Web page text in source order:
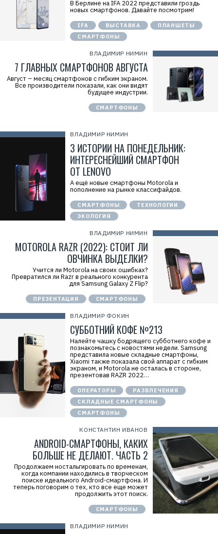
В Берлине на IFA 2022 представили гроздь
новых смартфонов. Давайте посмотрим!
IFA ВЫСТАВКА
ПЛАНШЕТЫ
СМАРТФОНЫ
ВЛАДИМИР НИМИН
7 ГЛАВНЫХ СМАРТФОНОВ АВГУСТА
Август – месяц смартфонов с гибким экраном.
Все производители показали, как они видят
будущее индустрии.
СМАРТФОНЫ
ВЛАДИМИР НИМИН
3 ИСТОРИИ НА ПОНЕДЕЛЬНИК:
ИНТЕРЕСНЕЙШИЙ СМАРТФОН
ОТ LENOVO
А ещё новые смартфоны Motorola и
пополнение на рынке классифайдов.
СМАРТФОНЫ
ТЕХНОЛОГИИ
ЭКОЛОГИЯ
ВЛАДИМИР НИМИН
MOTOROLA RAZR (2022): СТОИТ ЛИ
ОВЧИНКА ВЫДЕЛКИ?
Учится ли Motorola на своих ошибках?
Превратился ли Razr в реального конкурента
для Samsung Galaxy Z Flip?
ПРЕЗЕНТАЦИЯ СМАРТФОНЫ
ВЛАДИМИР ФОКИН
СУББОТНИЙ КОФЕ №213
Налейте чашку бодрящего субботнего кофе и
познакомьтесь с новостями недели. Samsung
представила новые складные смартфоны,
Xiaomi также показала свой аппарат с гибким
экраном, и Motorola не осталась в стороне,
презентовав RAZR 2022…
ОПЕРАТОРЫ
РАЗВЛЕЧЕНИЯ
СКЛАДНЫЕ СМАРТФОНЫ
СМАРТФОНЫ
КОНСТАНТИН ИВАНОВ
ANDROID-СМАРТФОНЫ, КАКИХ
БОЛЬШЕ НЕ ДЕЛАЮТ. ЧАСТЬ 2
Продолжаем ностальгировать по временам,
когда компании находились в творческом
поиске идеального Android-смартфона. И
теперь поговорим о тех, кто все еще может
продолжить этот поиск.
СМАРТФОНЫ
ВЛАДИМИР НИМИН